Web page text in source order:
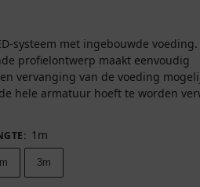
systeem met ingebouwde voeding.
profielontwerp maakt eenvoudig
vervanging van de voeding
hele armatuur hoeft te worden
: 1m
3m